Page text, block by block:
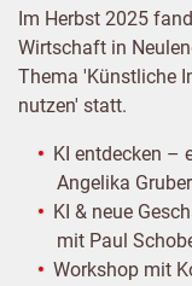
Im Herbst 2025
Wirtschaft in
Thema 'Künstliche
nutzen' statt.
KI entdecken –
Angelika
KI & neue
mit Paul
Workshop mit